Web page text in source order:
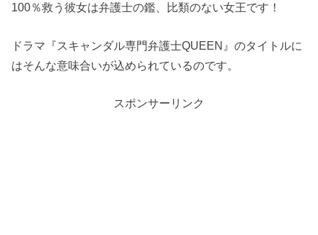
100％救う彼女は弁護士の鑑、比類のない女王です！
ドラマ『スキャンダル専門弁護士QUEEN』のタイトルに
はそんな意味合いが込められているのです。
スポンサーリンク